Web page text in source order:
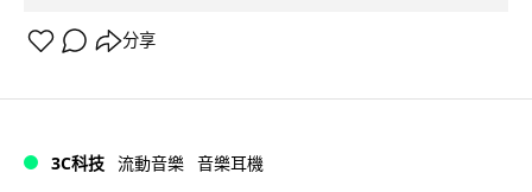
分享
3C科技 流動音樂 音樂耳機